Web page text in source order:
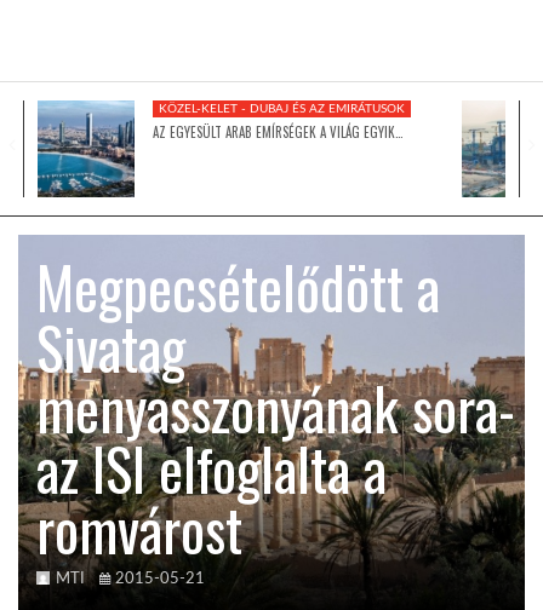
GLOBOTV BP
HÍR3D
TROPICALMAGAZIN
GLOBOTV
AFRIKA TUDÁSTÁR
A NAP SZÉPE
KÖZEL-KELET - DUBAJ ÉS AZ EMIRÁTUSOK
AZ EGYESÜLT ARAB EMÍRSÉGEK A VILÁG EGYIK…
Megpecsételődött a
Sivatag
menyasszonyának sora-
az ISI elfoglalta a
romvárost
MTI 2015-05-21